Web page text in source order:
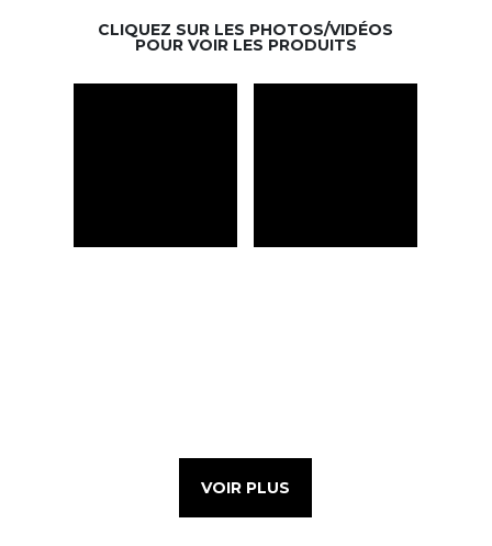
CLIQUEZ SUR LES PHOTOS/VIDÉOS
POUR VOIR LES PRODUITS
VOIR PLUS